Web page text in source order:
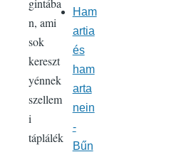
gintába
n, ami
sok
kereszt
yénnek
szellem
i
táplálék
Ham
artia
és
ham
arta
nein
-
Bűn